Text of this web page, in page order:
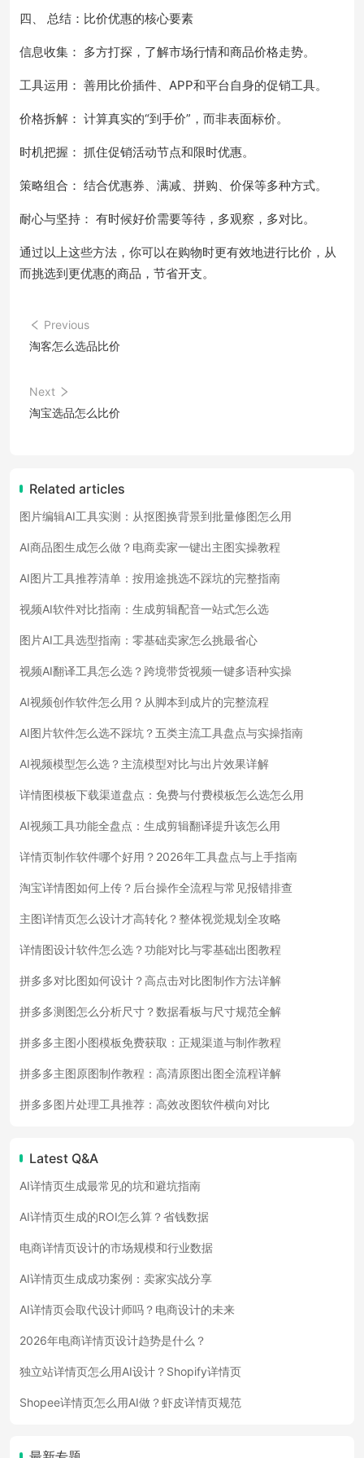
四、 总结：比价优惠的核心要素
信息收集： 多方打探，了解市场行情和商品价格走势。
工具运用： 善用比价插件、APP和平台自身的促销工具。
价格拆解： 计算真实的“到手价”，而非表面标价。
时机把握： 抓住促销活动节点和限时优惠。
策略组合： 结合优惠券、满减、拼购、价保等多种方式。
耐心与坚持： 有时候好价需要等待，多观察，多对比。
通过以上这些方法，你可以在购物时更有效地进行比价，从
而挑选到更优惠的商品，节省开支。
Previous
淘客怎么选品比价
Next
淘宝选品怎么比价
Related articles
图片编辑AI工具实测：从抠图换背景到批量修图怎么用
AI商品图生成怎么做？电商卖家一键出主图实操教程
AI图片工具推荐清单：按用途挑选不踩坑的完整指南
视频AI软件对比指南：生成剪辑配音一站式怎么选
图片AI工具选型指南：零基础卖家怎么挑最省心
视频AI翻译工具怎么选？跨境带货视频一键多语种实操
AI视频创作软件怎么用？从脚本到成片的完整流程
AI图片软件怎么选不踩坑？五类主流工具盘点与实操指南
AI视频模型怎么选？主流模型对比与出片效果详解
详情图模板下载渠道盘点：免费与付费模板怎么选怎么用
AI视频工具功能全盘点：生成剪辑翻译提升该怎么用
详情页制作软件哪个好用？2026年工具盘点与上手指南
淘宝详情图如何上传？后台操作全流程与常见报错排查
主图详情页怎么设计才高转化？整体视觉规划全攻略
详情图设计软件怎么选？功能对比与零基础出图教程
拼多多对比图如何设计？高点击对比图制作方法详解
拼多多测图怎么分析尺寸？数据看板与尺寸规范全解
拼多多主图小图模板免费获取：正规渠道与制作教程
拼多多主图原图制作教程：高清原图出图全流程详解
拼多多图片处理工具推荐：高效改图软件横向对比
Latest Q&A
AI详情页生成最常见的坑和避坑指南
AI详情页生成的ROI怎么算？省钱数据
电商详情页设计的市场规模和行业数据
AI详情页生成成功案例：卖家实战分享
AI详情页会取代设计师吗？电商设计的未来
2026年电商详情页设计趋势是什么？
独立站详情页怎么用AI设计？Shopify详情页
Shopee详情页怎么用AI做？虾皮详情页规范